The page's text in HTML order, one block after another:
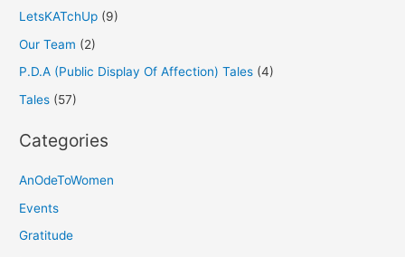
LetsKATchUp (9)
Our Team (2)
P.D.A (Public Display Of Affection) Tales (4)
Tales (57)
Categories
AnOdeToWomen
Events
Gratitude